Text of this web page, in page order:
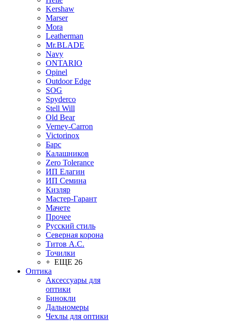
Kershaw
Marser
Mora
Leatherman
Mr.BLADE
Navy
ONTARIO
Opinel
Outdoor Edge
SOG
Spyderco
Stell Will
Old Bear
Verney-Carron
Victorinox
Барс
Калашников
Zero Tolerance
ИП Елагин
ИП Семина
Кизляр
Мастер-Гарант
Мачете
Прочее
Русский стиль
Северная корона
Титов А.С.
Точилки
+ ЕЩЕ 26
Оптика
Аксессуары для
оптики
Бинокли
Дальномеры
Чехлы для оптики